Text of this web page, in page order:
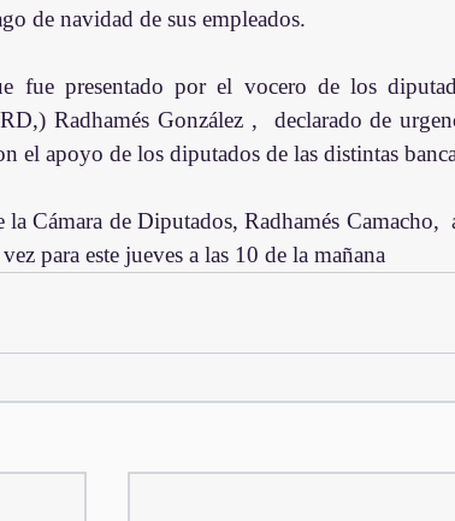
de navidad de sus empleados.
fue presentado por el vocero de los
Radhamés González ,  declarado de
el apoyo de los diputados de las distintas
la Cámara de Diputados, Radhamés Camacho,
para este jueves a las 10 de la mañana